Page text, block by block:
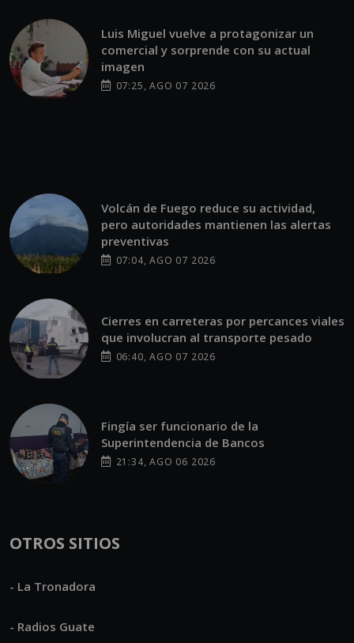
Luis Miguel vuelve a protagonizar un
comercial y sorprende con su actual
imagen
07:25, AGO 07 2026
Volcán de Fuego reduce su actividad,
pero autoridades mantienen las alertas
preventivas
07:04, AGO 07 2026
Cierres en carreteras por percances viales
que involucran al transporte pesado
06:40, AGO 07 2026
Fingía ser funcionario de la
Superintendencia de Bancos
21:34, AGO 06 2026
OTROS SITIOS
- La Tronadora
- Radios Guate